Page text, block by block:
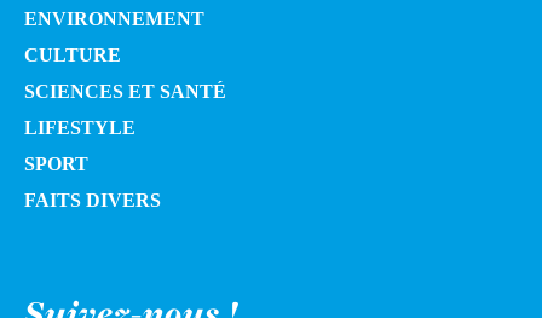
ENVIRONNEMENT
CULTURE
SCIENCES ET SANTÉ
LIFESTYLE
SPORT
FAITS DIVERS